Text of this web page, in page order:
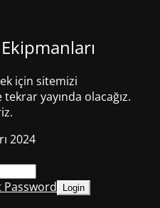
için sitemizi
yayında olacağız.
2024
Password